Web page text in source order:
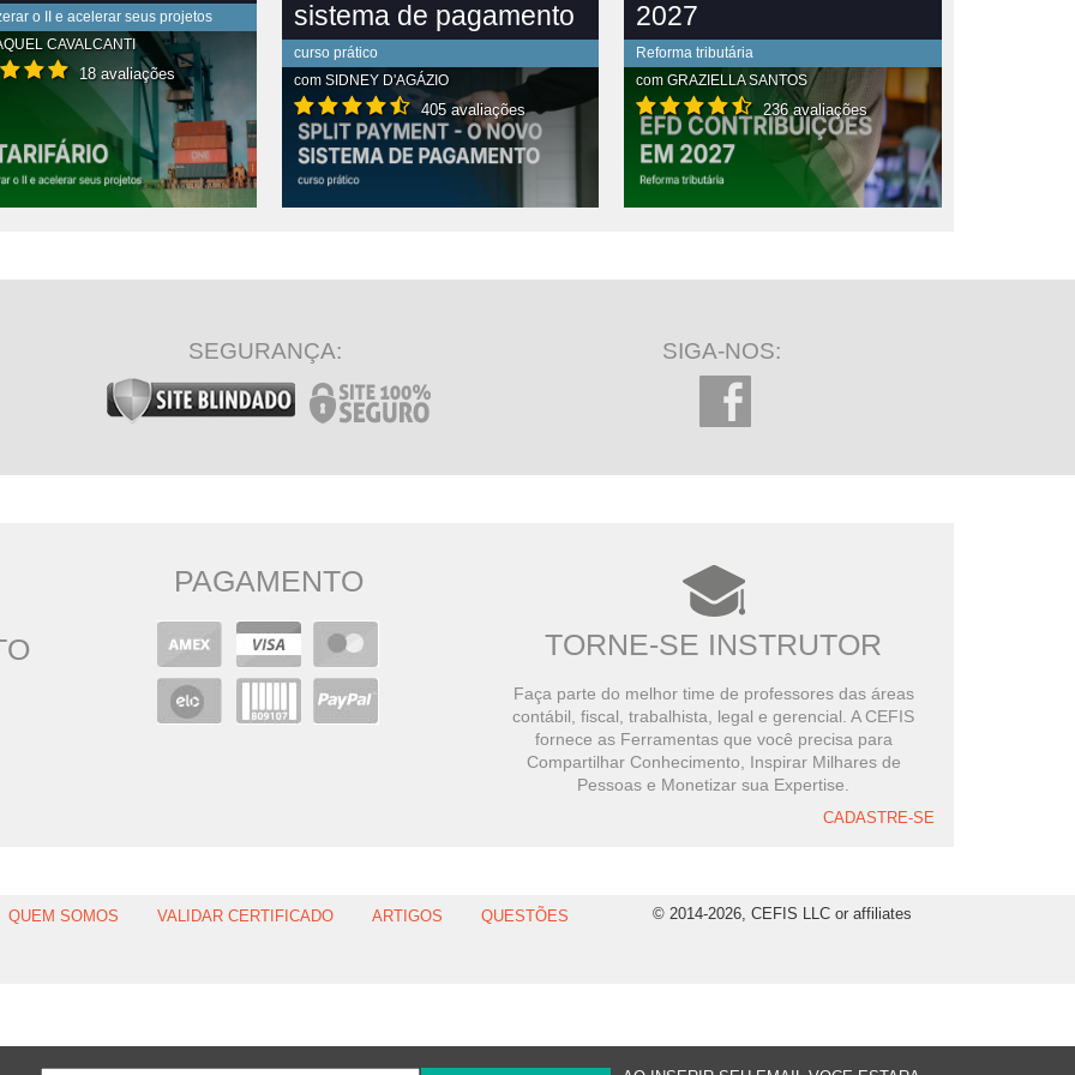
o II e acelerar seus projetos
CAVALCANTI
18 avaliações
sistema de pagamento
curso prático
com SIDNEY D'AGÁZIO
405 avaliações
CONTEÚDO COMPLETO
2027
Reforma tributária
comGRAZIELLA SANTOS
236 avaliações
VER CONTEÚDO COMPLETO
SEGURANÇA: SIGA-NOS:
PAGAMENTO
TORNE-SE INSTRUTOR
Faça parte do melhor time de professores das áreas
contábil, fiscal, trabalhista, legal e gerencial. A CEFIS
fornece as Ferramentas que você precisa para
Compartilhar Conhecimento, Inspirar Milhares de
Pessoas e Monetizar sua Expertise.
CADASTRE-SE
QUEM SOMOS VALIDAR CERTIFICADO ARTIGOS QUESTÕES © 2014-2026, CEFIS LLC or affiliates